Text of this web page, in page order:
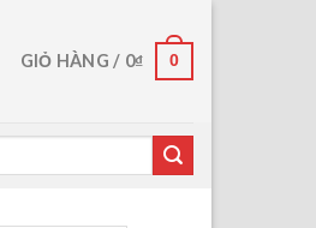
GIỎ HÀNG / 0₫ 0